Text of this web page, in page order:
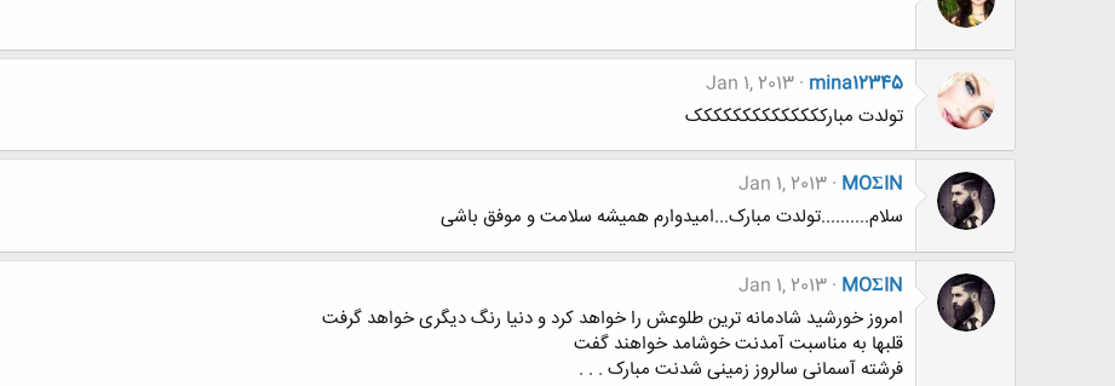
mina12345
Jan 1, 2013
تولدت مبارکککککککککککککک
MOΣIN
Jan 1, 2013
سلام..........تولدت مبارک...امیدوارم همیشه سلامت و موفق باشی
MOΣIN
Jan 1, 2013
امروز خورشید شادمانه‏ ترین طلوعش را خواهد کرد و دنیا رنگ دیگری خواهد گرفت
قلبها به مناسبت آمدنت خوشامد خواهند گفت
فرشته آسمانی سالروز زمینی شدنت مبارک . . .